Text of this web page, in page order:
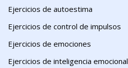
Ejercicios de autoestima
Ejercicios de control de impulsos
Ejercicios de emociones
Ejercicios de inteligencia emocional